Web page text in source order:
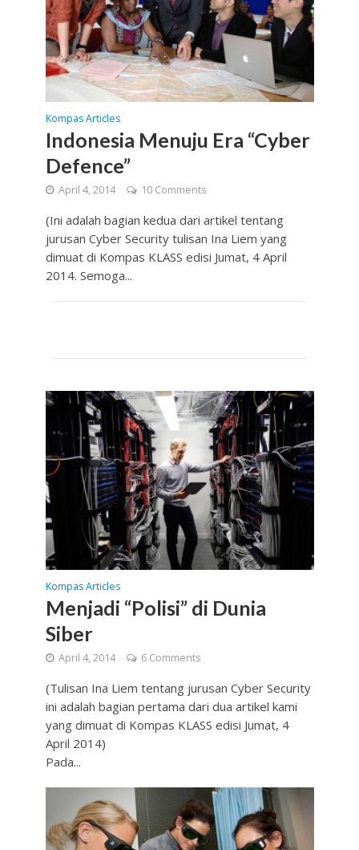
Kompas Articles
Indonesia Menuju Era “Cyber
Defence”
April 4, 2014 10 Comments
(Ini adalah bagian kedua dari artikel tentang
jurusan Cyber Security tulisan Ina Liem yang
dimuat di Kompas KLASS edisi Jumat, 4 April
2014. Semoga...
Kompas Articles
Menjadi “Polisi” di Dunia
Siber
April 4, 2014 6 Comments
(Tulisan Ina Liem tentang jurusan Cyber Security
ini adalah bagian pertama dari dua artikel kami
yang dimuat di Kompas KLASS edisi Jumat, 4
April 2014)
Pada...